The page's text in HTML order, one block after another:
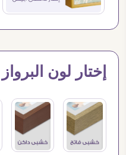
إختار لون البرواز